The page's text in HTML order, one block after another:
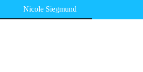
Nicole Siegmund